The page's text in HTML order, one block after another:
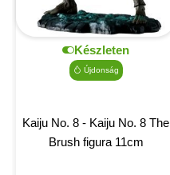
Készleten
Újdonság
Kaiju No. 8 - Kaiju No. 8 The
Brush figura 11cm